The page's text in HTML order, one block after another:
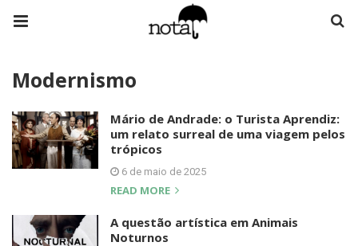
Modernismo
Mário de Andrade: o Turista Aprendiz:
um relato surreal de uma viagem pelos
trópicos
6 de maio de 2025
READ MORE
A questão artística em Animais
Noturnos